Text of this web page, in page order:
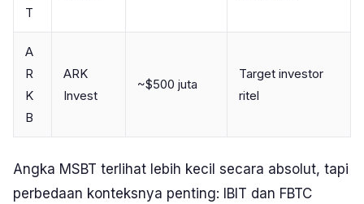
T
A
R
K
B
ARK
Invest
~$500 juta
Target investor
ritel
Angka MSBT terlihat lebih kecil secara absolut, tapi
perbedaan konteksnya penting: IBIT dan FBTC